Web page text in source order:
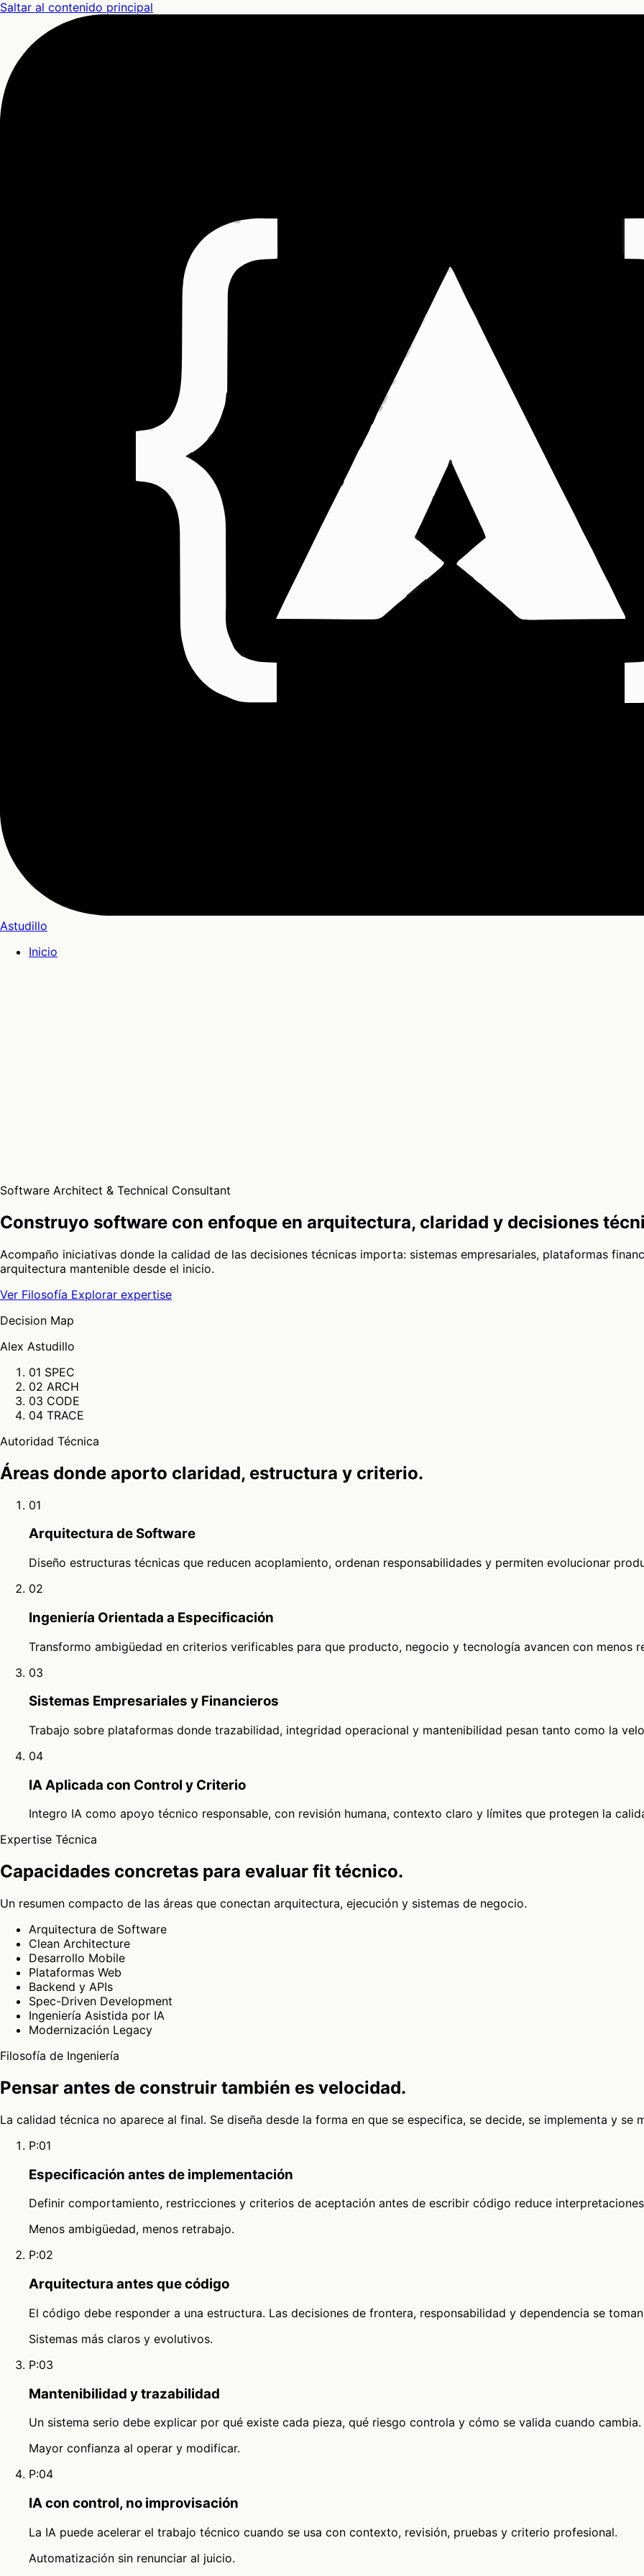
Saltar al contenido principal
Astudillo
Inicio
Software Architect & Technical Consultant
Construyo software con enfoque en arquitectura, claridad y decisiones
Acompaño iniciativas donde la calidad de las decisiones técnicas importa: sistemas empresariales, plataformas
arquitectura mantenible desde el inicio.
Ver Filosofía Explorar expertise
Decision Map
Alex Astudillo
01 SPEC
02 ARCH
03 CODE
04 TRACE
Autoridad Técnica
Áreas donde aporto claridad, estructura y criterio.
01
Arquitectura de Software
Diseño estructuras técnicas que reducen acoplamiento, ordenan responsabilidades y permiten evolucionar
02
Ingeniería Orientada a Especificación
Transformo ambigüedad en criterios verificables para que producto, negocio y tecnología avancen con menos
03
Sistemas Empresariales y Financieros
Trabajo sobre plataformas donde trazabilidad, integridad operacional y mantenibilidad pesan tanto como la
04
IA Aplicada con Control y Criterio
Integro IA como apoyo técnico responsable, con revisión humana, contexto claro y límites que protegen la
Expertise Técnica
Capacidades concretas para evaluar fit técnico.
Un resumen compacto de las áreas que conectan arquitectura, ejecución y sistemas de negocio.
Arquitectura de Software
Clean Architecture
Desarrollo Mobile
Plataformas Web
Backend y APIs
Spec-Driven Development
Ingeniería Asistida por IA
Modernización Legacy
Filosofía de Ingeniería
Pensar antes de construir también es velocidad.
La calidad técnica no aparece al final. Se diseña desde la forma en que se especifica, se decide, se implementa y se
P:01
Especificación antes de implementación
Definir comportamiento, restricciones y criterios de aceptación antes de escribir código reduce
Menos ambigüedad, menos retrabajo.
P:02
Arquitectura antes que código
El código debe responder a una estructura. Las decisiones de frontera, responsabilidad y dependencia se
Sistemas más claros y evolutivos.
P:03
Mantenibilidad y trazabilidad
Un sistema serio debe explicar por qué existe cada pieza, qué riesgo controla y cómo se valida cuando cambia.
Mayor confianza al operar y modificar.
P:04
IA con control, no improvisación
La IA puede acelerar el trabajo técnico cuando se usa con contexto, revisión, pruebas y criterio profesional.
Automatización sin renunciar al juicio.